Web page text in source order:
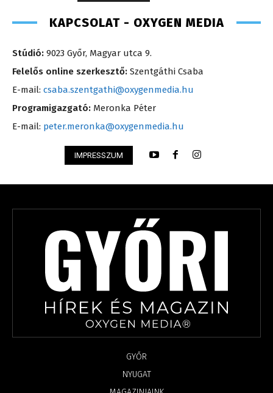
KAPCSOLAT - OXYGEN MEDIA
Stúdió: 9023 Győr, Magyar utca 9.
Felelős online szerkesztő: Szentgáthi Csaba
E-mail: csaba.szentgathi@oxygenmedia.hu
Programigazgató: Meronka Péter
E-mail: peter.meronka@oxygenmedia.hu
IMPRESSZUM
GYŐR
NYUGAT